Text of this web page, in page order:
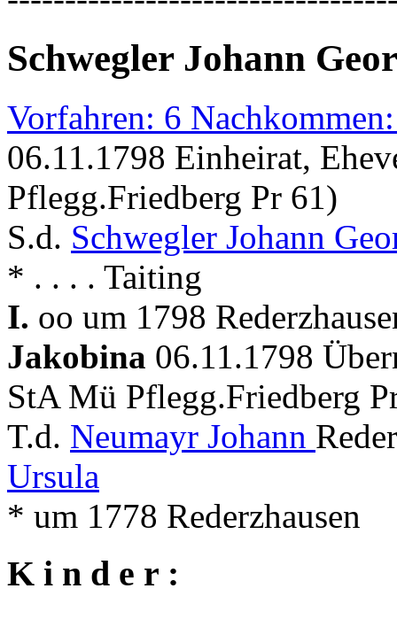
Schwegler Johann
Vorfahren: 6
06.11.1798 Einheirat,
Pflegg.Friedberg Pr 61)
S.d. Schwegler Johann
* . . . . Taiting
I. oo um 1798
Jakobina 06.11.1798
StA Mü Pflegg.Friedberg
T.d. Neumayr Johann
Ursula
* um 1778 Rederzhausen
K i n d e r :